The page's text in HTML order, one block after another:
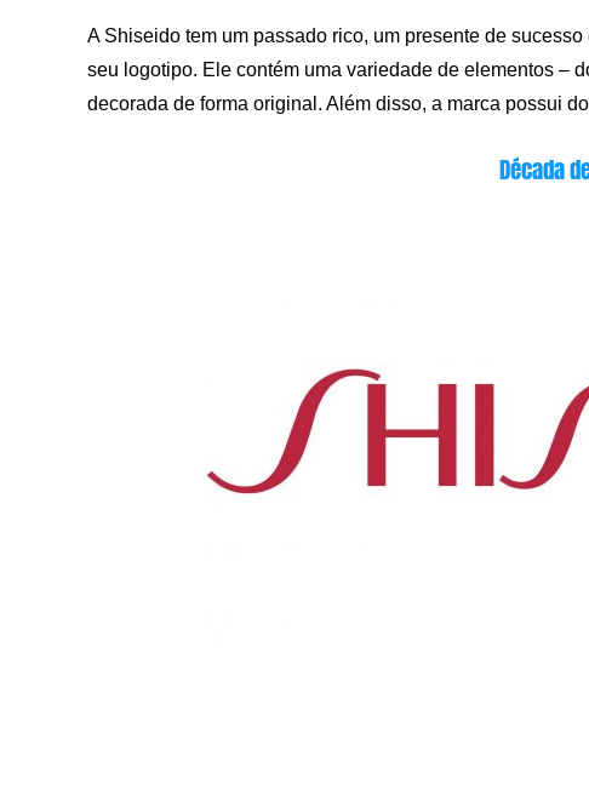
A Shiseido tem um passado rico, um presente de
seu logotipo. Ele contém uma variedade de elementos –
decorada de forma original. Além disso, a marca possui
Década